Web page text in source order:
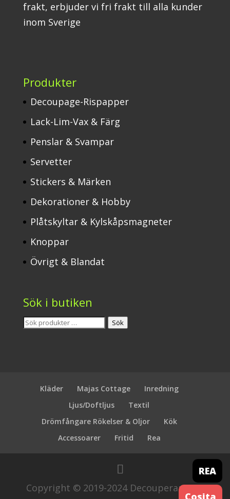
frakt, erbjuder vi fri frakt till alla kunder
inom Sverige
Produkter
Decoupage-Rispapper
Lack-Lim-Vax & Färg
Penslar & Svampar
Servetter
Stickers & Märken
Dekorationer & Hobby
Plåtskyltar & Kylskåpsmagneter
Knoppar
Övrigt & Blandat
Sök i butiken
Sök
Sök
Kläder Majas Cottage
Inredning
Ljus/Doftljus
Textil
Drömfångare Rökelser & Oljor
Kök
Accessoarer
Fritid Rea
Copyright © 2019-2024 Decouperamera.
Cosita
REA